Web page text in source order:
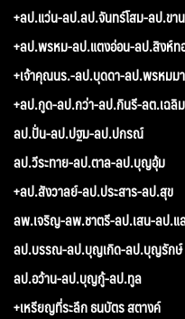
+ลป.แว่น-ลป.ลป.จันทร์โสม-ลป.ขาน
+ลป.พรหม-ลป.แตงอ่อน-ลป.สิงห์ท
+เจ้าคุณนร.-ลป.บุดดา-ลป.พรหมมา
+ลป.กูด-ลป.กว่า-ลป.กินรี-ลต.เฉลิม
ลป.ปั่น-ลป.ปฐม-ลป.ปกรณ์
ลป.วีระทาย-ลป.ตาล-ลป.บุญอุ้ม
+ลป.สังวาลย์-ลป.ประสาร-ลป.สุข
ลพ.เจริญ-ลพ.ชาตรี-ลป.เสน-ลป.แ
ลป.บรรณ-ลป.บุญเกิด-ลป.บุญรักษ์
ลป.อว้าน-ลป.บุญกู้-ลป.ทูล
+เหรียญที่ระลึก ธนบัตร สตางค์